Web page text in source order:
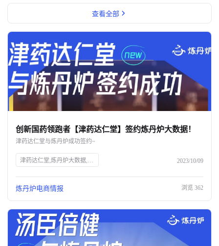
查看全部
创新国药领跑者【津药达仁堂】签约炼丹炉大数据！
津药达仁堂与炼丹炉成功签约~
津药达仁堂,炼丹炉大数据,AI大数据,服装AI,知衣科技,全域AI大数据,商业趋势洞察,数据采集,数据分析,中药企业,中华老字号,药品生产,医药研发,电商平台,品牌增长 2023/10/09
炼丹炉电商情报 浏览 362